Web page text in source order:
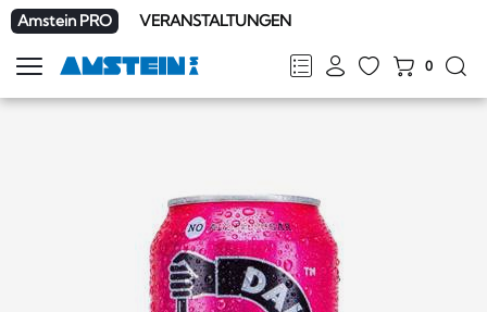
Amstein PRO VERANSTALTUNGEN
FRDEENIT
0
Navigation
zeigen